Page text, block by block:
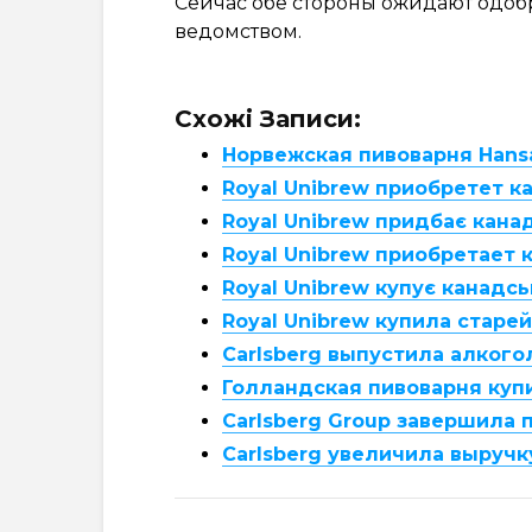
ведомством.
Схожі Записи:
Норвежская пивоварня
Royal Unibrew приобретет
Royal Unibrew придбає
Royal Unibrew приобретает
Royal Unibrew купує
Royal Unibrew купила
Carlsberg выпустила
Голландская пивоварня
Carlsberg Group завершила
Carlsberg увеличила